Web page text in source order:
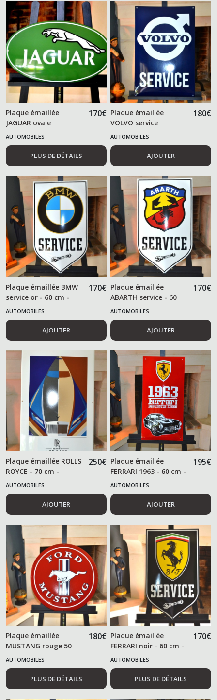
Plaque émaillée
JAGUAR ovale
170€
AUTOMOBILES
PLUS DE DÉTAILS
Plaque émaillée
VOLVO service
180€
AUTOMOBILES
AJOUTER
Plaque émaillée BMW
service or - 60 cm -
170€
AUTOMOBILES
AJOUTER
Plaque émaillée
ABARTH service - 60
cm -
170€
AUTOMOBILES
AJOUTER
Plaque émaillée ROLLS
ROYCE - 70 cm -
250€
AUTOMOBILES
AJOUTER
Plaque émaillée
FERRARI 1963 - 60 cm -
195€
AUTOMOBILES
AJOUTER
Plaque émaillée
MUSTANG rouge 50
cm
180€
AUTOMOBILES
PLUS DE DÉTAILS
Plaque émaillée
FERRARI noir - 60 cm -
170€
AUTOMOBILES
PLUS DE DÉTAILS